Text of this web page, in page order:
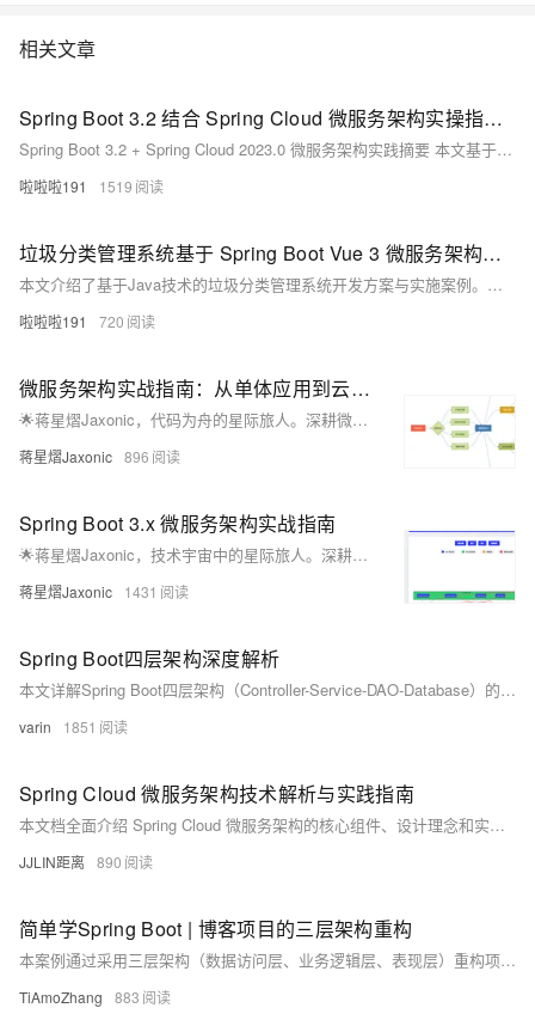
里云产品：容器服务 ACK 容器服务 Kubernetes 版（简称 ACK）提供高
用运行环境。 了解产品详情: https://www.aliyun.com/product/kubernetes
相关文章
Spring Boot 3.2 结合 Spring Cloud 微服务架构实操指南 现代分布式应用系统构建实战教程
Spring Boot 3.2 + Spring Cloud 2023.0 微服务架构实践摘要 本文基于Spring Boot 3.2.5和Spring Cloud 2023.0.1最新稳定版本，演示现代微服务架构的构建过程。主要内容包括： 技术栈选择：采用Spring Cloud Netflix Eureka 4.1.0作为服务注册中心，Resilience4j 2.1.0替代Hystrix实现熔断机制，配合OpenFeign和Gateway等组件。 核心实操步骤： 搭建Eureka注册中心服务 构建商品
啦啦啦191 1519
垃圾分类管理系统基于 Spring Boot Vue 3 微服务架构实操指南
本文介绍了基于Java技术的垃圾分类管理系统开发方案与实施案例。系统采用前后端分离架构，后端使用Spring Boot框架搭配MySQL数据库，前端可选择Vue.js或Java Swing实现。核心功能模块包括垃圾分类查询、科普教育、回收预约等。文中提供了两个典型应用案例：彭湖花园小区使用的Swing桌面系统和基于Spring Boot+Vue的城市管理系统，分别满足不同场景需求。最新技术方案升级为微服务架构，整合Spring Cloud、Redis、Elasticsearch等技术，并采用Docker容器
啦啦啦191 720
微服务架构实战指南：从单体应用到云原生的蜕变之路
🌟蒋星熠Jaxonic，代码为舟的星际旅人。深耕微服务架构，擅以DDD拆分服务、构建高可用通信与治理体系。分享从单体到云原生的实战经验，探索技术演进的无限可能。
蒋星熠Jaxonic 896
Spring Boot 3.x 微服务架构实战指南
🌟蒋星熠Jaxonic，技术宇宙中的星际旅人。深耕Spring Boot 3.x与微服务架构，探索云原生、性能优化与高可用系统设计。以代码为笔，在二进制星河中谱写极客诗篇。关注我，共赴技术星辰大海！（238字）
蒋星熠Jaxonic 1431
Spring Boot四层架构深度解析
本文详解Spring Boot四层架构（Controller-Service-DAO-Database）的核心思想与实战应用，涵盖职责划分、代码结构、依赖注入、事务管理及常见问题解决方案，助力构建高内聚、低耦合的企业级应用。
varin 1851
Spring Cloud 微服务架构技术解析与实践指南
本文档全面介绍 Spring Cloud 微服务架构的核心组件、设计理念和实现方案。作为构建分布式系统的综合工具箱，Spring Cloud 为微服务架构提供了服务发现、配置管理、负载均衡、熔断器等关键功能的标准化实现。本文将深入探讨其核心组件的工作原理、集成方式以及在实际项目中的最佳实践，帮助开发者构建高可用、可扩展的分布式系统。
JJLIN距离 890
简单学Spring Boot | 博客项目的三层架构重构
本案例通过采用三层架构（数据访问层、业务逻辑层、表现层）重构项目，解决了集中式开发导致的代码臃肿问题。各层职责清晰，结合依赖注入实现解耦，提升了系统的可维护性、可测试性和可扩展性，为后续接入真实数据库奠定基础。
TiAmoZhang 883